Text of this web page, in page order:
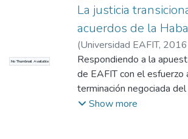
No Thumbnail Available
La justicia
acuerdos de la
(Universidad EAFIT,
Ramírez, Jorge ;Álvarez
Montoya Restrepo,
Jose A.;Aramburo C.,
Gallego García, Gloria María
Respondiendo a la
de EAFIT con el esfuerzo
terminación negociada del
interno colombiano,
Show more